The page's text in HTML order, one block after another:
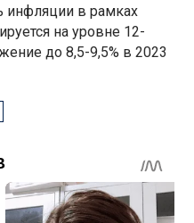
инфляции в рамках
на уровне 12-
до 8,5-9,5% в 2023